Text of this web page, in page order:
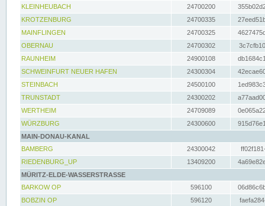
KLEINHEUBACH 24700200
KROTZENBURG
24700335
MAINFLINGEN
24700325
OBERNAU
24700302
RAUNHEIM
24900108
SCHWEINFURT NEUER HAFEN
24300304
STEINBACH
24500100
TRUNSTADT
24300202
WERTHEIM
24709089
WÜRZBURG
24300600
MAIN-DONAU-KANAL
BAMBERG
24300042
RIEDENBURG_UP
13409200
MÜRITZ-ELDE-WASSERSTRASSE
BARKOW OP
596100
BOBZIN OP
596120